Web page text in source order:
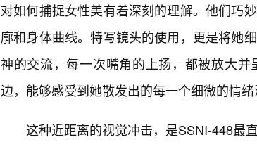
对如何捕捉女性美有着深刻的理解。他们巧
廓和身体曲线。特写镜头的使用，更是将她
神的交流，每一次嘴角的上扬，都被放大
边，能够感受到她散发出的每一个细微的情绪
这种近距离的视觉冲击，是SSNI-448最